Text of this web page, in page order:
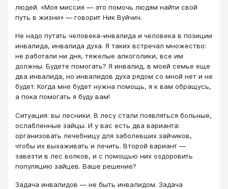
людей. «Моя миссия — это помочь людям найти свой
путь в жизни» — говорит Ник Вуйчич.
Не надо путать человека-инвалида и человека в позиции
инвалида, инвалида духа. Я таких встречал множество:
не работали ни дня, тяжелые алкоголики, все им
должны. Будете помогать? Я инвалид, в моей семье еще
два инвалида, но инвалидов духа рядом со мной нет и не
будет. Когда мне будет нужна помощь, я к вам обращусь,
а пока помогать я буду вам!
Ситуация: вы лесники. В лесу стали появляться больные,
ослабленные зайцы. И у вас есть два варианта:
организовать лечебницу для заболевших зайчиков,
чтобы их выхаживать и лечить. Второй вариант —
завезти в лес волков, и с помощью них оздоровить
популяцию зайцев. Ваше решение?
Задача инвалидов — не быть инвалидом. Задача